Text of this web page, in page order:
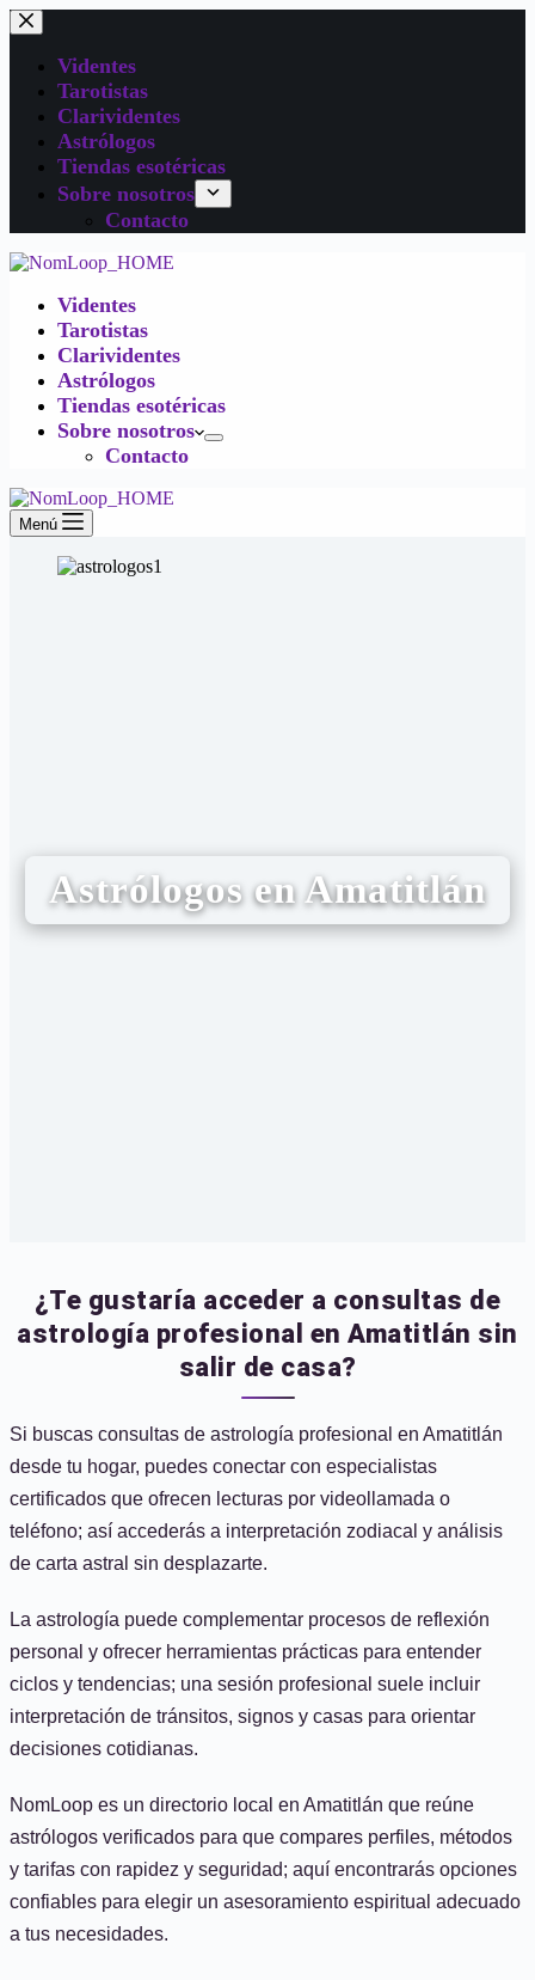
Videntes
Tarotistas
Clarividentes
Astrólogos
Tiendas esotéricas
Sobre nosotros
Contacto
Videntes
Tarotistas
Clarividentes
Astrólogos
Tiendas esotéricas
Sobre nosotros
Contacto
Menú
Astrólogos en Amatitlán
¿Te gustaría acceder a consultas de
astrología profesional en Amatitlán sin
salir de casa?
Si buscas consultas de astrología profesional en Amatitlán
desde tu hogar, puedes conectar con especialistas
certificados que ofrecen lecturas por videollamada o
teléfono; así accederás a interpretación zodiacal y análisis
de carta astral sin desplazarte.
La astrología puede complementar procesos de reflexión
personal y ofrecer herramientas prácticas para entender
ciclos y tendencias; una sesión profesional suele incluir
interpretación de tránsitos, signos y casas para orientar
decisiones cotidianas.
NomLoop es un directorio local en Amatitlán que reúne
astrólogos verificados para que compares perfiles, métodos
y tarifas con rapidez y seguridad; aquí encontrarás opciones
confiables para elegir un asesoramiento espiritual adecuado
a tus necesidades.